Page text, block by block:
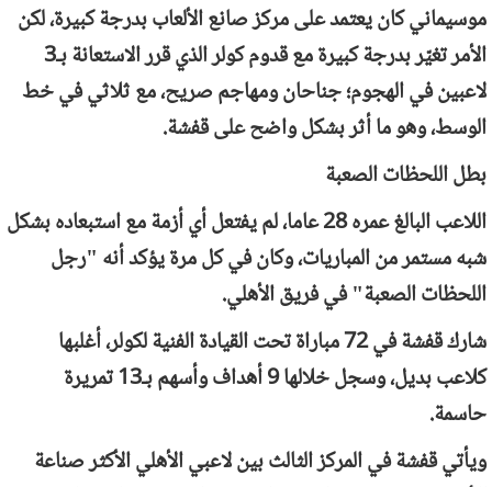
موسيماني كان يعتمد على مركز صانع الألعاب بدرجة كبيرة، لكن
الأمر تغيّر بدرجة كبيرة مع قدوم كولر الذي قرر الاستعانة بـ3
لاعبين في الهجوم؛ جناحان ومهاجم صريح، مع ثلاثي في خط
الوسط، وهو ما أثر بشكل واضح على قفشة.
بطل اللحظات الصعبة
اللاعب البالغ عمره 28 عاما، لم يفتعل أي أزمة مع استبعاده بشكل
شبه مستمر من المباريات، وكان في كل مرة يؤكد أنه "رجل
اللحظات الصعبة" في فريق الأهلي.
شارك قفشة في 72 مباراة تحت القيادة الفنية لكولر، أغلبها
كلاعب بديل، وسجل خلالها 9 أهداف وأسهم بـ13 تمريرة
حاسمة.
ويأتي قفشة في المركز الثالث بين لاعبي الأهلي الأكثر صناعة